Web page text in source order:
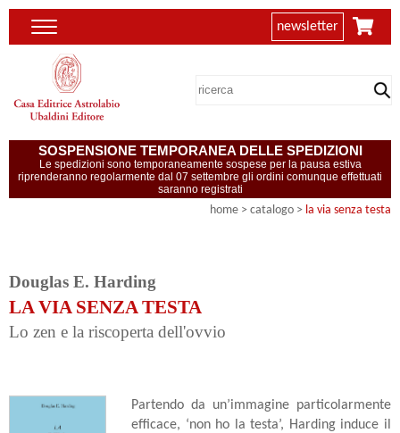
newsletter
SOSPENSIONE TEMPORANEA DELLE SPEDIZIONI
Le spedizioni sono temporaneamente sospese per la pausa estiva
riprenderanno regolarmente dal 07 settembre gli ordini comunque effettuati
saranno registrati
home > catalogo > la via senza testa
Douglas E. Harding
LA VIA SENZA TESTA
Lo zen e la riscoperta dell'ovvio
Partendo da un’immagine particolarmente
efficace, ‘non ho la testa’, Harding induce il